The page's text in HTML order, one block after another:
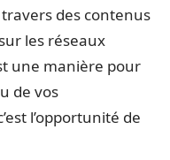
des contenus
les réseaux
une manière pour
de vos
l’opportunité de